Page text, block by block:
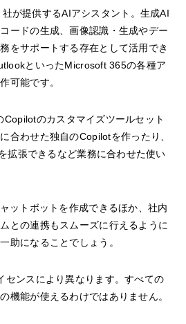
が提供するAIアシスタント。生成AI
ードの生成、画像認識・生成やデー
をサポートする存在として活用でき
といったMicrosoft 365の各種ア
可能です。
のカスタマイズツールセット
合わせた独自のCopilotを作ったり、
拡張できるなど業務に合わせた使い
ットボットを作成できるほか、社内
との連携もスムーズに行えるように
助になることでしょう。
センスにより異なります。すべての
機能が使えるわけではありません。